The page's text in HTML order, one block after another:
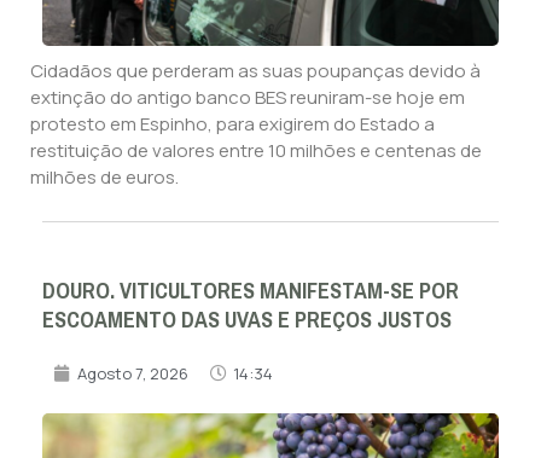
Cidadãos que perderam as suas poupanças devido à
extinção do antigo banco BES reuniram-se hoje em
protesto em Espinho, para exigirem do Estado a
restituição de valores entre 10 milhões e centenas de
milhões de euros.
DOURO. VITICULTORES MANIFESTAM-SE POR
ESCOAMENTO DAS UVAS E PREÇOS JUSTOS
Agosto 7, 2026 14:34